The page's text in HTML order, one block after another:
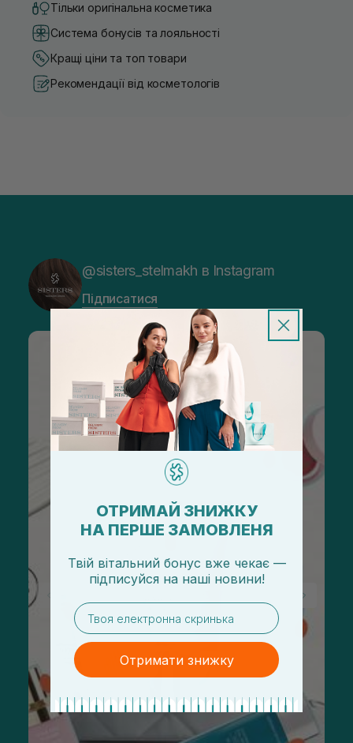
Тільки оригінальна косметика
Система бонусів та лояльності
Кращі ціни та топ товари
Рекомендації від косметологів
@sisters_stelmakh в Instagram
Підписатися
ОТРИМАЙ ЗНИЖКУ
НА ПЕРШЕ ЗАМОВЛЕНЯ
Твій вітальний бонус вже чекає —
підписуйся на наші новини!
email
Отримати знижку